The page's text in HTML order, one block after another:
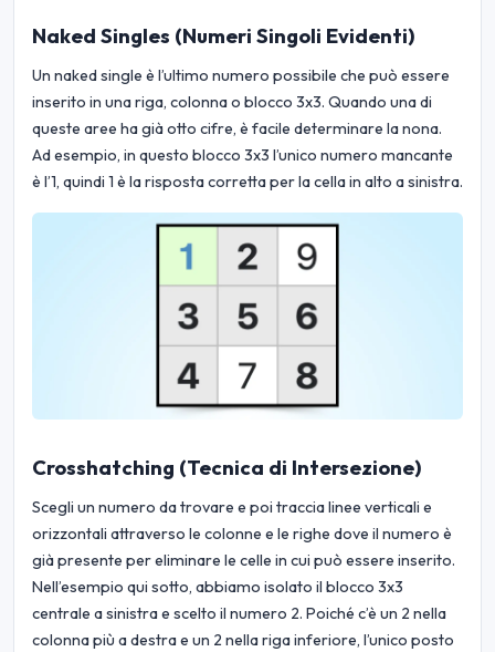
Naked Singles (Numeri Singoli Evidenti)
Un naked single è l’ultimo numero possibile che può essere
inserito in una riga, colonna o blocco 3x3. Quando una di
queste aree ha già otto cifre, è facile determinare la nona.
Ad esempio, in questo blocco 3x3 l’unico numero mancante
è l’1, quindi 1 è la risposta corretta per la cella in alto a sinistra.
Crosshatching (Tecnica di Intersezione)
Scegli un numero da trovare e poi traccia linee verticali e
orizzontali attraverso le colonne e le righe dove il numero è
già presente per eliminare le celle in cui può essere inserito.
Nell’esempio qui sotto, abbiamo isolato il blocco 3x3
centrale a sinistra e scelto il numero 2. Poiché c’è un 2 nella
colonna più a destra e un 2 nella riga inferiore, l’unico posto